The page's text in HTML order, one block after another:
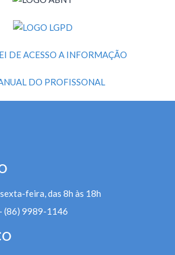
feira, das 8h às 18h
(86) 9989-1146